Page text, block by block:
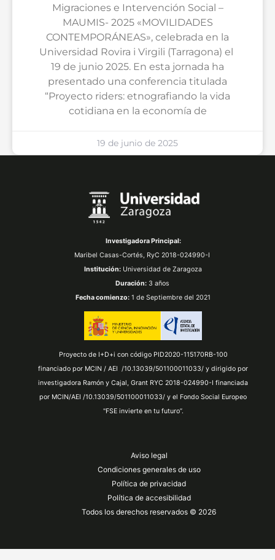
Migraciones e Intervención Social –
MAUMIS- 2025 «MOVILIDADES
CONTEMPORÁNEAS», celebrada en la
Universidad Rovira i Virgili (Tarragona) el
19 de junio 2025. En esta jornada ha
presentado una conferencia titulada
“Proyecto riders: etnografiando la vida
cotidiana en la economía de
19 de junio de 2025
Investigadora Principal:
Maribel Casas-Cortés, RyC 2018-024990-I
Institución: Universidad de Zaragoza
Duración:3 años
Fecha comienzo: 1 de Septiembre del 2021
Proyecto de I+D+i con código PID2020-115170RB-100
financiado por MCIN / AEI /10.13039/501100011033/ y dirigido por
investigadora Ramón y Cajal, Grant RYC 2018-024990-I financiada
por MCIN/AEI /10.13039/501100011033/ y el Fondo Social Europeo
"FSE invierte en tu futuro”.
Aviso legal
Condiciones generales de uso
Política de privacidad
Política de accesibilidad
Todos los derechos reservados © 2026